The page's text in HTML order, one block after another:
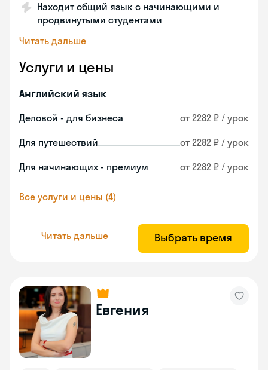
Находит общий язык с начинающими и
продвинутыми студентами
Читать дальше
Услуги и цены
Английский язык
Деловой - для бизнеса от 2282 ₽ / урок
Для путешествий от 2282 ₽ / урок
Для начинающих - премиум от 2282 ₽ / урок
Все услуги и цены (4)
Читать дальше Выбрать время
Евгения